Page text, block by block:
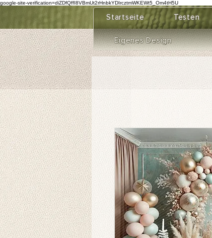
google-site-verification=diZDfQffI8VBmUt2rHnbkYDIrcztmWKEWt5_Om4tH5U
Startseite Testen
Eigenes Design